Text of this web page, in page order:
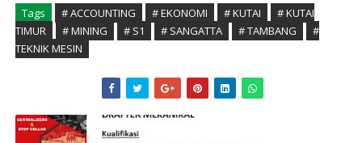
Tags # ACCOUNTING # EKONOMI # KUTAI
# KUTAI
TIMUR
# MINING # S1 # SANGATTA # TAMBANG
#
TEKNIK MESIN